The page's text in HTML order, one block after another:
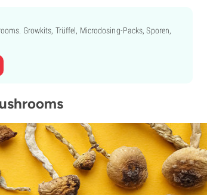
Growkits, Trüffel, Microdosing-Packs, Sporen,